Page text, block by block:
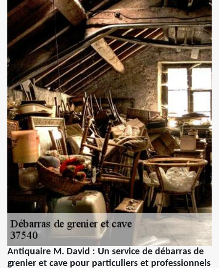
Antiquaire M. David : Un service de débarras de
grenier et cave pour particuliers et professionnels